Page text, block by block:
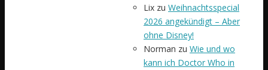
Lix zu Weihnachtsspecial
2026 angekündigt – Aber
ohne Disney!
Norman zu Wie und wo
kann ich Doctor Who in